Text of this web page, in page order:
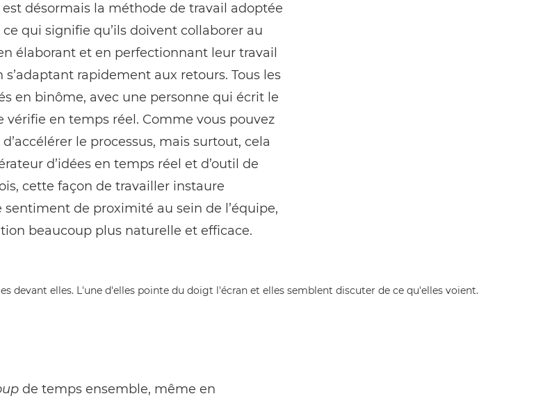
désormais la méthode de travail adoptée
qui signifie quʼils doivent collaborer au
élaborant et en perfectionnant leur travail
rapidement aux retours. Tous les
en binôme, avec une personne qui écrit le
vérifie en temps réel. Comme vous pouvez
le processus, mais surtout, cela
dʼidées en temps réel et d’outil de
cette façon de travailler instaure
de proximité au sein de lʼéquipe,
beaucoup plus naturelle et efficace.
de temps ensemble, même en